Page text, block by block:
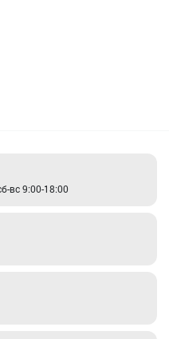
вс 9:00-18:00